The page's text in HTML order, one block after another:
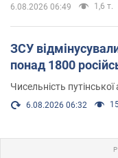
6.08.2026 06:49 1,6 т.
ЗСУ
понад 1800
Чисельність
6.08.2026 06:32